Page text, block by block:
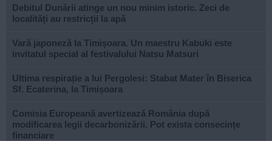
Debitul Dunării atinge un nou minim istoric. Zeci de
localități au restricții la apă
Vară japoneză la Timișoara. Un maestru Kabuki este
invitatul special al festivalului Natsu Matsuri
Ultima respirație a lui Pergolesi: Stabat Mater în Biserica
Sf. Ecaterina, la Timișoara
Comisia Europeană avertizează România după
modificarea legii decarbonizării. Pot exista consecințe
financiare